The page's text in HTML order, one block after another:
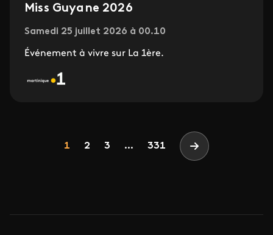
Miss Guyane 2026
Samedi 25 juillet 2026 à 00.10
Événement à vivre sur La 1ère.
Page
1 Page
2 Page
3 ... 331 Page suivante